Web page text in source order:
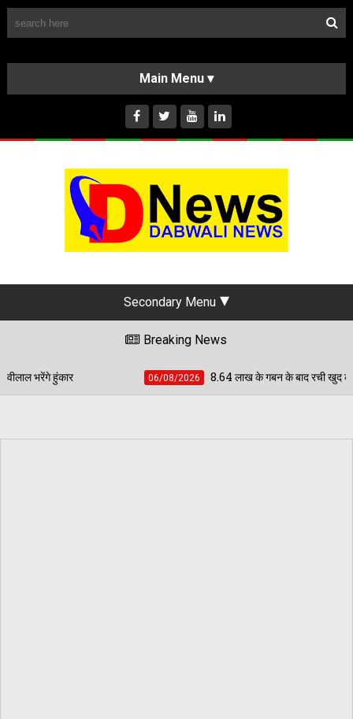
HOME
ABOUT US
INSTAGRAM
Secondary Menu
Breaking News
08/2026 8.64 लाख के गबन के बाद रची खुद की मौत की झूठी कहानी: नहर किनारे